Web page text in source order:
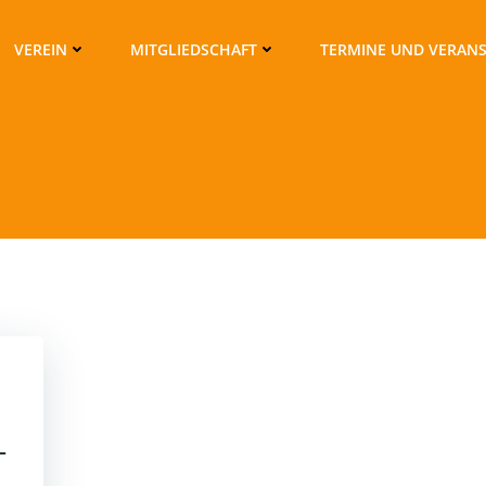
VEREIN MITGLIEDSCHAFT TERMINE UND